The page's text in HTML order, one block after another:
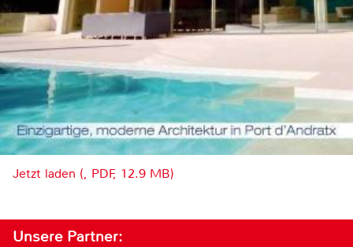
Jetzt laden (, PDF, 12.9 MB)
Unsere Partner: